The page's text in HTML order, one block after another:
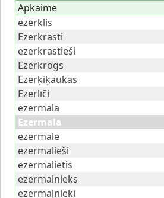
Apkaime
ezērklis
Ezerkrasti
ezerkrastieši
Ezerkrogs
Ezerķiķaukas
Ezerlīči
ezermala
Ezermala
ezermale
ezermalieši
ezermalietis
ezermalnieks
ezermaļnieki